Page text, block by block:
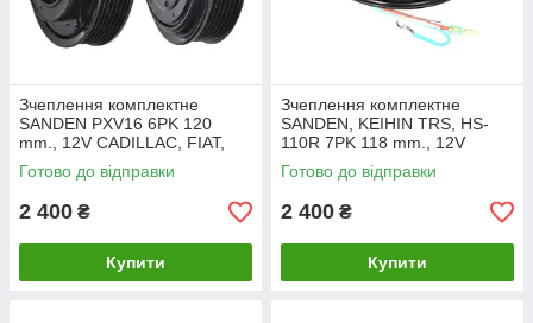
Зчеплення комплектне
SANDEN PXV16 6PK 120
mm., 12V CADILLAC, FIAT,
OPEL, SAAB (CA621)
Готово до відправки
2 400 ₴
Купити
Зчеплення комплектне
SANDEN, KEIHIN TRS, HS-
110R 7PK 118 mm., 12V
ACURA, HONDA (CA615)
Готово до відправки
2 400 ₴
Купити